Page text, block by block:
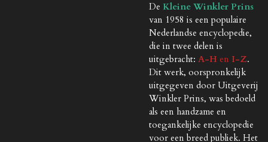
De Kleine Winkler Prins
van 1958 is een populaire
Nederlandse encyclopedie,
die in twee delen is
uitgebracht: A-H en I-Z.
Dit werk, oorspronkelijk
uitgegeven door Uitgeverij
Winkler Prins, was bedoeld
als een handzame en
toegankelijke encyclopedie
voor een breed publiek. Het